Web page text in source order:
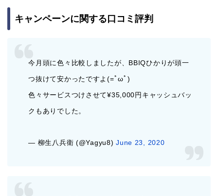
キャンペーンに関する口コミ評判
今月頭に色々比較しましたが、BBIQひかりが頭一
つ抜けて安かったですよ(=ﾟωﾟ)
色々サービスつけさせて¥35,000円キャッシュバッ
クもありでした。
— 柳生八兵衛 (@Yagyu8)June 23, 2020